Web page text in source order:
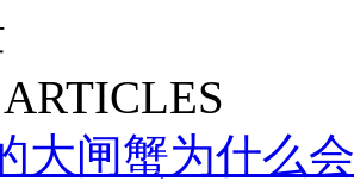
大闸蟹为什么